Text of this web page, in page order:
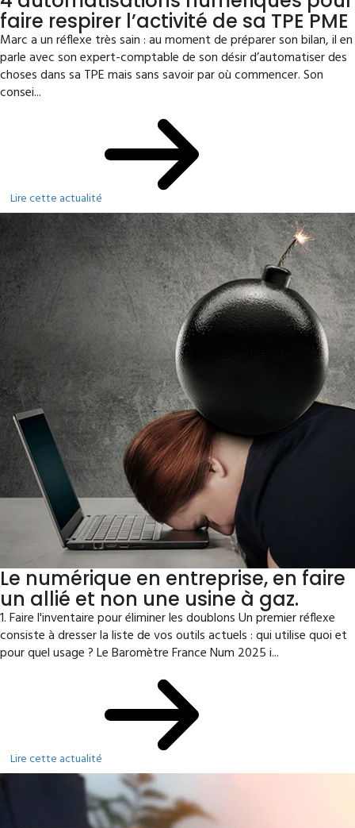
faire respirer l’activité de sa TPE PME
Marc a un réflexe très sain : au moment de préparer son bilan, il en
parle avec son expert-comptable de son désir d’automatiser des
choses dans sa TPE mais sans savoir par où commencer. Son
consei...
Lire cette actualité
Le numérique en entreprise, en faire
un allié et non une usine à gaz.
1. Faire l'inventaire pour éliminer les doublons Un premier réflexe
consiste à dresser la liste de vos outils actuels : qui utilise quoi et
pour quel usage ? Le Baromètre France Num 2025 i...
Lire cette actualité